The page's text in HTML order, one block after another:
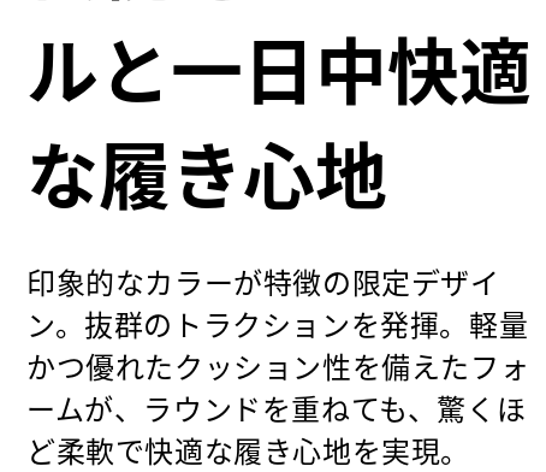
ルと一日中快適
な履き心地
印象的なカラーが特徴の限定デザイ
ン。抜群のトラクションを発揮。軽量
かつ優れたクッション性を備えたフォ
ームが、ラウンドを重ねても、驚くほ
ど柔軟で快適な履き心地を実現。